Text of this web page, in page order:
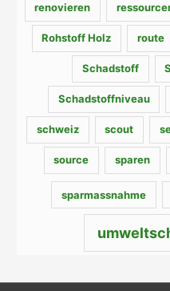
renovieren
Rohstoff Holz route
Schadstoff
Schadstoffniveau
schweiz scout
source sparen
sparmassnahme